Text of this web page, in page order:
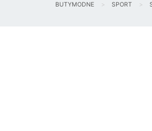
BUTYMODNE SPORT